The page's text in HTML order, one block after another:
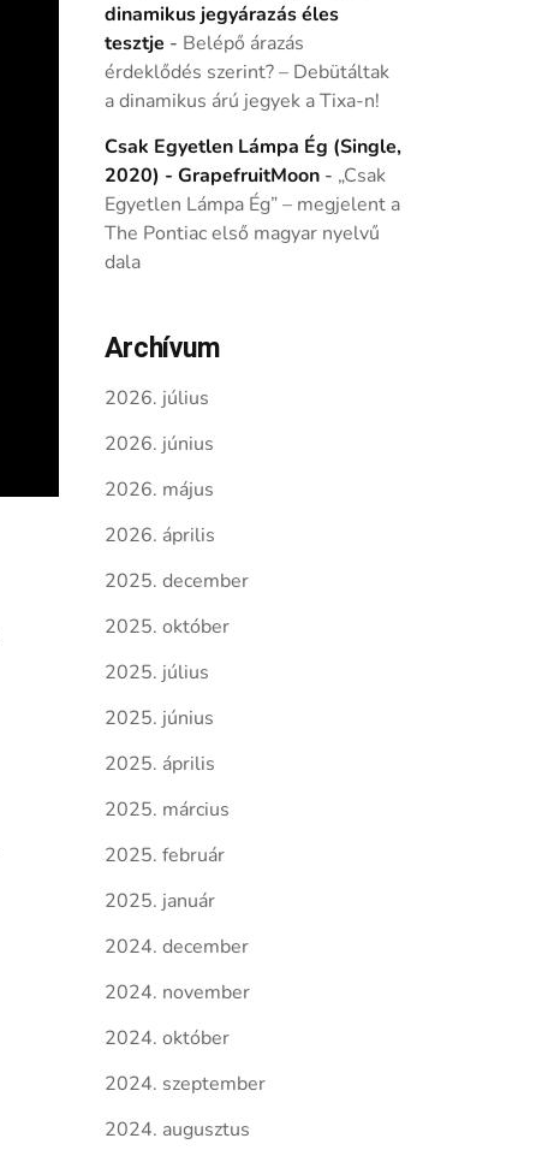
dinamikus jegyárazás éles
tesztje - Belépő árazás
érdeklődés szerint? – Debütáltak
a dinamikus árú jegyek a Tixa-n!
Csak Egyetlen Lámpa Ég (Single,
2020) - GrapefruitMoon- „Csak
Egyetlen Lámpa Ég” – megjelent a
The Pontiac első magyar nyelvű
dala
Archívum
2026. július
2026. június
2026. május
2026. április
2025. december
2025. október
2025. július
2025. június
2025. április
2025. március
2025. február
2025. január
2024. december
2024. november
2024. október
2024. szeptember
2024. augusztus